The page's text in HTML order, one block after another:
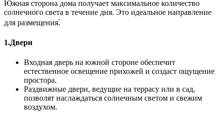
Южная сторона дома получает максимальное количество
солнечного света в течение дня. Это идеальное направление
для размещения⁚
1.Двери
Входная дверь на южной стороне обеспечит
естественное освещение прихожей и создаст ощущение
простора.
Раздвижные двери, ведущие на террасу или в сад,
позволят наслаждаться солнечным светом и свежим
воздухом.